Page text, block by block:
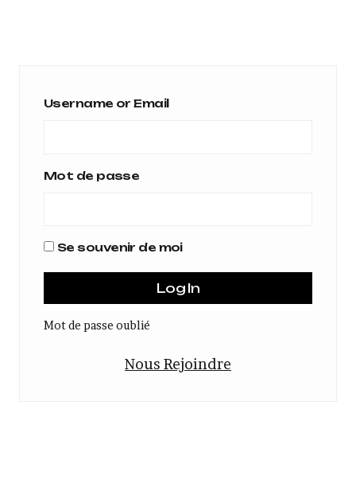
Username or Email
Mot de passe
Se souvenir de moi
Mot de passe oublié
Nous Rejoindre